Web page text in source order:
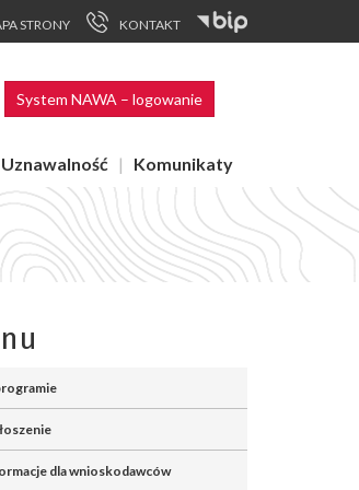
STRONY KONTAKT
System NAWA – logowanie
Uznawalność Komunikaty
dla wnioskodawców